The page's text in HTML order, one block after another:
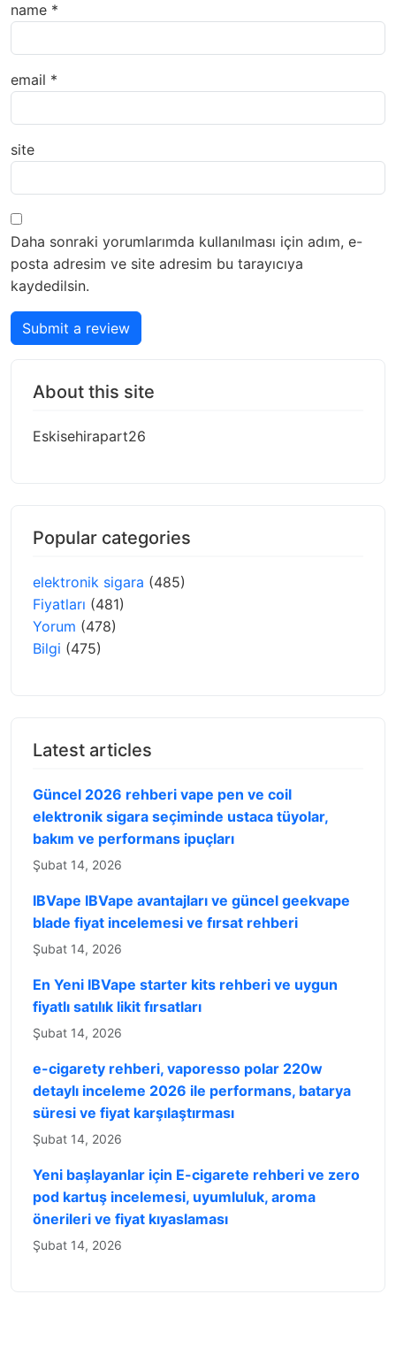
name *
email *
site
Daha sonraki yorumlarımda kullanılması için adım, e-
posta adresim ve site adresim bu tarayıcıya
kaydedilsin.
Submit a review
About this site
Eskisehirapart26
Popular categories
elektronik sigara (485)
Fiyatları (481)
Yorum (478)
Bilgi (475)
Latest articles
Güncel 2026 rehberi vape pen ve coil
elektronik sigara seçiminde ustaca tüyolar,
bakım ve performans ipuçları
Şubat 14, 2026
IBVape IBVape avantajları ve güncel geekvape
blade fiyat incelemesi ve fırsat rehberi
Şubat 14, 2026
En Yeni IBVape starter kits rehberi ve uygun
fiyatlı satılık likit fırsatları
Şubat 14, 2026
e-cigarety rehberi, vaporesso polar 220w
detaylı inceleme 2026 ile performans, batarya
süresi ve fiyat karşılaştırması
Şubat 14, 2026
Yeni başlayanlar için E-cigarete rehberi ve zero
pod kartuş incelemesi, uyumluluk, aroma
önerileri ve fiyat kıyaslaması
Şubat 14, 2026